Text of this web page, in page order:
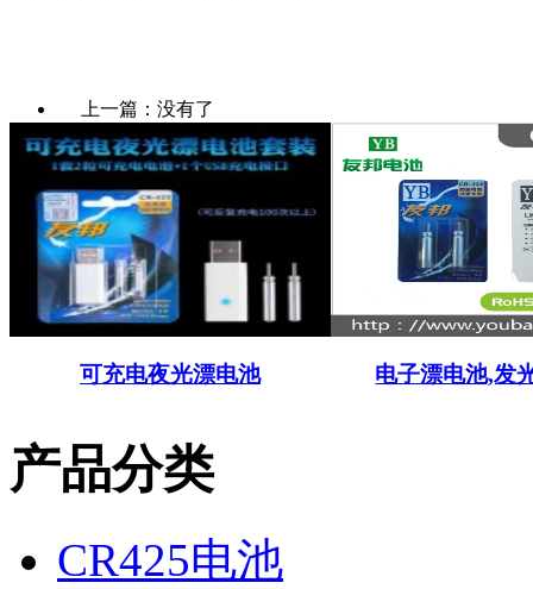
上一篇：没有了
可充电夜光漂电池 电子漂电池,发
产品分类
CR425电池